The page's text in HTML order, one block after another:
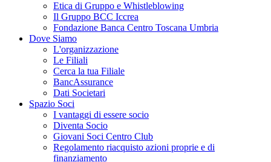
Etica di Gruppo e Whistleblowing
Il Gruppo BCC Iccrea
Fondazione Banca Centro Toscana Umbria
Dove Siamo
L'organizzazione
Le Filiali
Cerca la tua Filiale
BancAssurance
Dati Societari
Spazio Soci
I vantaggi di essere socio
Diventa Socio
Giovani Soci Centro Club
Regolamento riacquisto azioni proprie e di
finanziamento